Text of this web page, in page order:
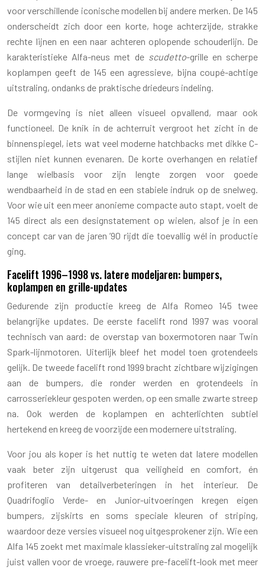
voor verschillende iconische modellen bij andere merken. De 145
onderscheidt zich door een korte, hoge achterzijde, strakke
rechte lijnen en een naar achteren oplopende schouderlijn. De
karakteristieke Alfa-neus met de scudetto-grille en scherpe
koplampen geeft de 145 een agressieve, bijna coupé-achtige
uitstraling, ondanks de praktische driedeurs indeling.
De vormgeving is niet alleen visueel opvallend, maar ook
functioneel. De knik in de achterruit vergroot het zicht in de
binnenspiegel, iets wat veel moderne hatchbacks met dikke C-
stijlen niet kunnen evenaren. De korte overhangen en relatief
lange wielbasis voor zijn lengte zorgen voor goede
wendbaarheid in de stad en een stabiele indruk op de snelweg.
Voor wie uit een meer anonieme compacte auto stapt, voelt de
145 direct als een designstatement op wielen, alsof je in een
concept car van de jaren ’90 rijdt die toevallig wél in productie
ging.
Facelift 1996–1998 vs. latere modeljaren: bumpers,
koplampen en grille-updates
Gedurende zijn productie kreeg de Alfa Romeo 145 twee
belangrijke updates. De eerste facelift rond 1997 was vooral
technisch van aard: de overstap van boxermotoren naar Twin
Spark-lijnmotoren. Uiterlijk bleef het model toen grotendeels
gelijk. De tweede facelift rond 1999 bracht zichtbare wijzigingen
aan de bumpers, die ronder werden en grotendeels in
carrosseriekleur gespoten werden, op een smalle zwarte streep
na. Ook werden de koplampen en achterlichten subtiel
hertekend en kreeg de voorzijde een modernere uitstraling.
Voor jou als koper is het nuttig te weten dat latere modellen
vaak beter zijn uitgerust qua veiligheid en comfort, én
profiteren van detailverbeteringen in het interieur. De
Quadrifoglio Verde- en Junior-uitvoeringen kregen eigen
bumpers, zijskirts en soms speciale kleuren of striping,
waardoor deze versies visueel nog uitgesprokener zijn. Wie een
Alfa 145 zoekt met maximale klassieker-uitstraling zal mogelijk
juist vallen voor de vroege, rauwere pre-facelift-look met meer